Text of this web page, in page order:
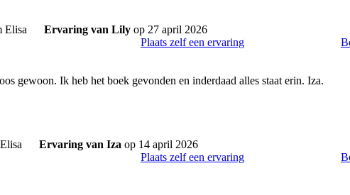
Ervaring van Lily op 27 april 2026
Plaats zelf een ervaring
gewoon. Ik heb het boek gevonden en inderdaad alles staat erin. Iza.
Ervaring van Iza op 14 april 2026
Plaats zelf een ervaring